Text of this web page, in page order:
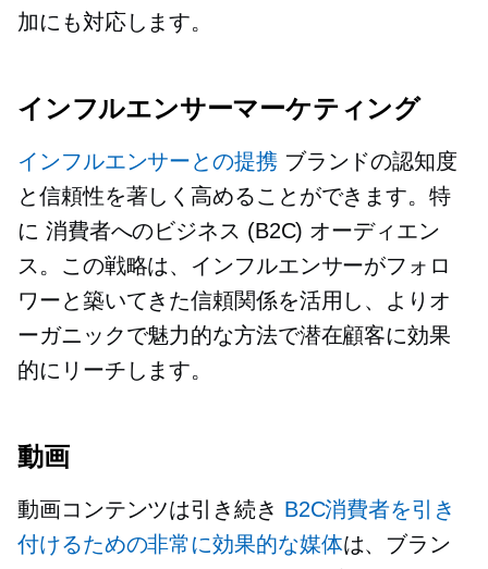
加にも対応します。
インフルエンサーマーケティング
インフルエンサーとの提携ブランドの認知度
と信頼性を著しく高めることができます。特
に 消費者へのビジネス (B2C) オーディエン
ス。この戦略は、インフルエンサーがフォロ
ワーと築いてきた信頼関係を活用し、よりオ
ーガニックで魅力的な方法で潜在顧客に効果
的にリーチします。
動画
動画コンテンツは引き続き B2C消費者を引き
付けるための非常に効果的な媒体は、ブラン